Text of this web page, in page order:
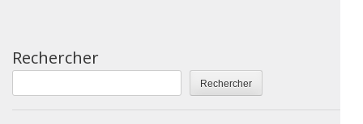
Rechercher
Rechercher